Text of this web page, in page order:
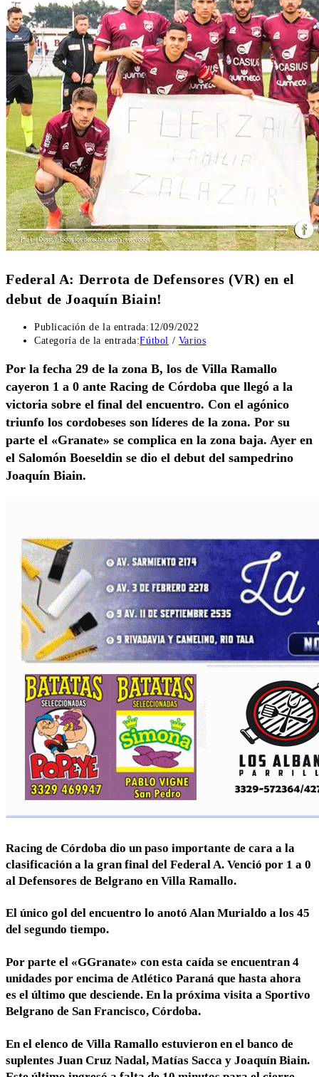
Federal A: Derrota de Defensores (VR) en el
debut de Joaquín Biain!
Publicación de la entrada: 12/09/2022
Categoría de la entrada:Fútbol / Varios
Por la fecha 29 de la zona B, los de Villa Ramallo
cayeron 1 a 0 ante Racing de Córdoba que llegó a la
victoria sobre el final del encuentro. Con el agónico
triunfo los cordobeses son líderes de la zona. Por su
parte el «Granate» se complica en la zona baja. Ayer en
el Salomón Boeseldin se dio el debut del sampedrino
Joaquín Biain.
Racing de Córdoba dio un paso importante de cara a la
clasificación a la gran final del Federal A. Venció por 1 a 0
al Defensores de Belgrano en Villa Ramallo.
El único gol del encuentro lo anotó Alan Murialdo a los 45
del segundo tiempo.
Por parte el «GGranate» con esta caída se encuentran 4
unidades por encima de Atlético Paraná que hasta ahora
es el último que desciende. En la próxima visita a Sportivo
Belgrano de San Francisco, Córdoba.
En el elenco de Villa Ramallo estuvieron en el banco de
suplentes Juan Cruz Nadal, Matías Sacca y Joaquín Biain.